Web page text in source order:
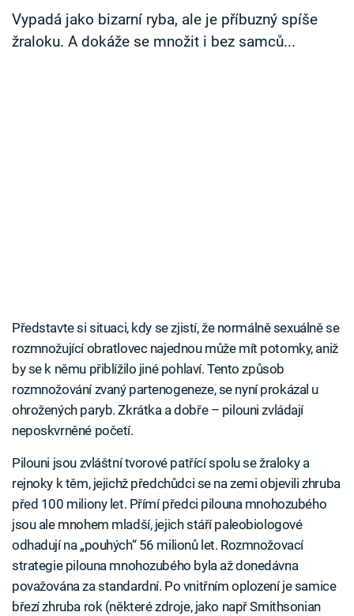
Sledujte nás
Vypadá jako bizarní ryba, ale je příbuzný spíše
žraloku. A dokáže se množit i bez samců...
Představte si situaci, kdy se zjistí, že normálně sexuálně se
rozmnožující obratlovec najednou může mít potomky, aniž
by se k němu přiblížilo jiné pohlaví. Tento způsob
rozmnožování zvaný partenogeneze, se nyní prokázal u
ohrožených paryb. Zkrátka a dobře – pilouni zvládají
neposkvrněné početí.
Pilouni jsou zvláštní tvorové patřící spolu se žraloky a
rejnoky k těm, jejichž předchůdci se na zemi objevili zhruba
před 100 miliony let. Přímí předci pilouna mnohozubého
jsou ale mnohem mladší, jejich stáří paleobiologové
odhadují na „pouhých“ 56 milionů let. Rozmnožovací
strategie pilouna mnohozubého byla až donedávna
považována za standardní. Po vnitřním oplození je samice
březí zhruba rok (některé zdroje, jako např Smithsonian